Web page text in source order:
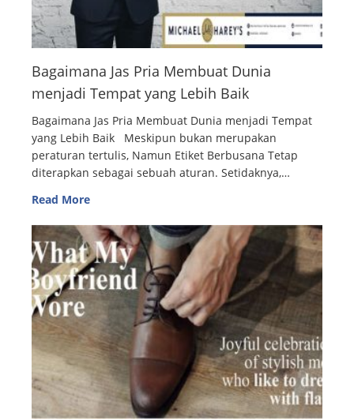
Bagaimana Jas Pria Membuat Dunia
menjadi Tempat yang Lebih Baik
Bagaimana Jas Pria Membuat Dunia menjadi Tempat
yang Lebih Baik Meskipun bukan merupakan
peraturan tertulis, Namun Etiket Berbusana Tetap
diterapkan sebagai sebuah aturan. Setidaknya,…
Read More